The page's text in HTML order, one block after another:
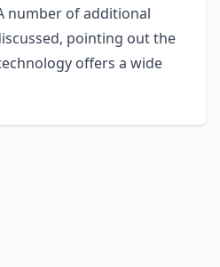
number of additional
pointing out the
offers a wide